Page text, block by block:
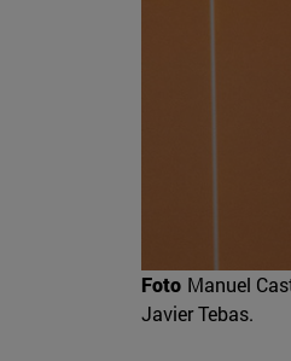
Foto Manuel
Javier Tebas.